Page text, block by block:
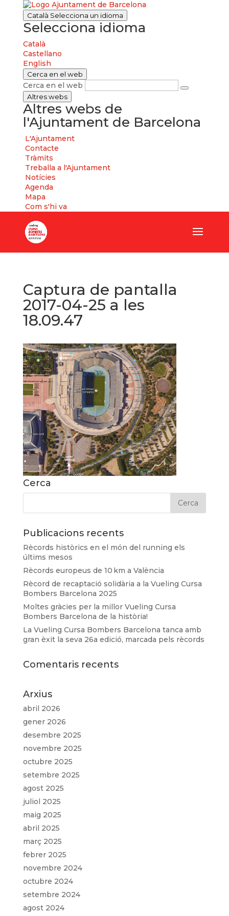
Català Selecciona un idioma
Selecciona idioma
Català
Castellano
English
Cerca en el web
Cerca en el web
Altres webs
Altres webs de
l'Ajuntament de Barcelona
L'Ajuntament
Contacte
Tràmits
Treballa a l'Ajuntament
Notícies
Agenda
Mapa
Com s'hi va
Captura de pantalla
2017-04-25 a les
18.09.47
Cerca
Publicacions recents
Rècords històrics en el món del running els
últims mesos
Rècords europeus de 10 km a València
Rècord de recaptació solidària a la Vueling Cursa
Bombers Barcelona 2025
Moltes gràcies per la millor Vueling Cursa
Bombers Barcelona de la història!
La Vueling Cursa Bombers Barcelona tanca amb
gran èxit la seva 26a edició, marcada pels rècords
Comentaris recents
Arxius
abril 2026
gener 2026
desembre 2025
novembre 2025
octubre 2025
setembre 2025
agost 2025
juliol 2025
maig 2025
abril 2025
març 2025
febrer 2025
novembre 2024
octubre 2024
setembre 2024
agost 2024